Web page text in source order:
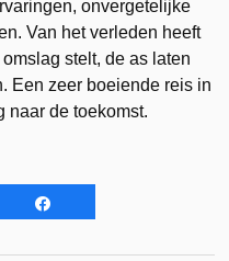
onvergetelijke
Van het verleden heeft
stelt, de as laten
Een zeer boeiende reis in
naar de toekomst.